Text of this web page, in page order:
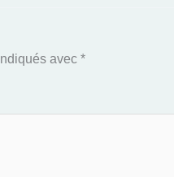
avec *